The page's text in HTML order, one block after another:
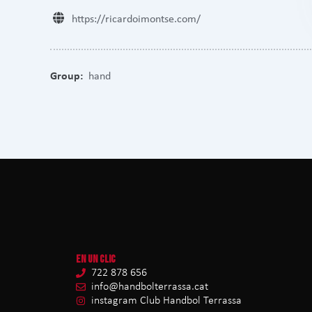
https://ricardoimontse.com/
Group: hand
EN UN CLIC
722 878 656
info@handbolterrassa.cat
instagram Club Handbol Terrassa